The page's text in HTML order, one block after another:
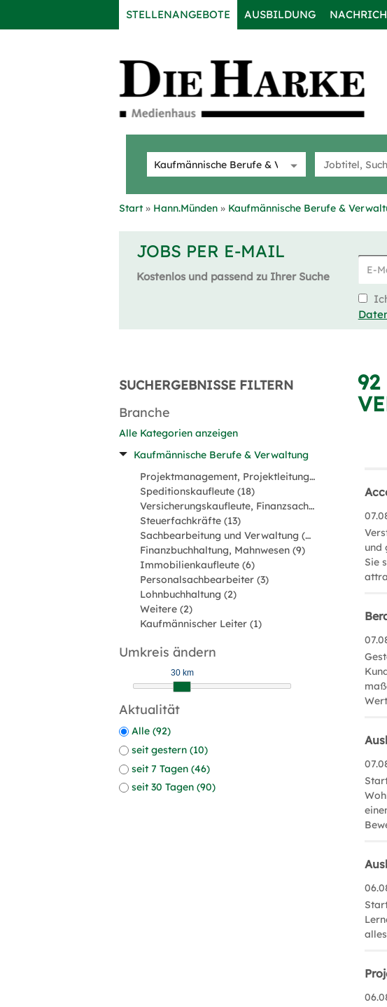
STELLENANGEBOTE AUSBILDUNG
Start Hann.Münden Kaufmännische Berufe &
JOBS PER E-MAIL
Kostenlos und passend zu Ihrer Suche
SUCHERGEBNISSE FILTERN
Branche
Alle Kategorien anzeigen
Kaufmännische Berufe & Verwaltung
Projektmanagement, Projektleitung (22)
Speditionskaufleute (18)
Versicherungskaufleute, Finanzsachbearbeitung (14)
Steuerfachkräfte (13)
Sachbearbeitung und Verwaltung (12)
Finanzbuchhaltung, Mahnwesen (9)
Immobilienkaufleute (6)
Personalsachbearbeiter (3)
Lohnbuchhaltung (2)
Weitere (2)
Kaufmännischer Leiter (1)
Umkreis ändern
30 km
Aktualität
Alle (92)
seit gestern (10)
seit 7 Tagen (46)
seit 30 Tagen (90)
92
und
Sie